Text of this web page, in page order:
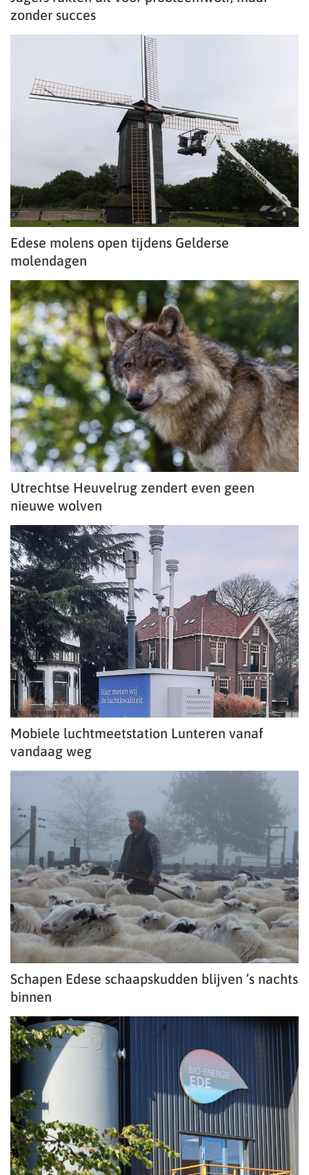
zonder succes
Edese molens open tijdens Gelderse
molendagen
Utrechtse Heuvelrug zendert even geen
nieuwe wolven
Mobiele luchtmeetstation Lunteren vanaf
vandaag weg
Schapen Edese schaapskudden blijven ’s nachts
binnen